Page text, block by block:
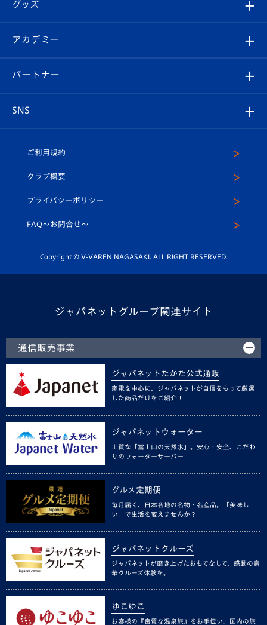
チケット
イベント
メディア
ホームタウン
スタッフプロフィール
マスコット紹介
平和祈念活動
ホームタウン活動
Revive Team
ヴィヴィくんの長崎おもてなしガイド
フォトギャラリー
スタジアムグルメ
V-LOVERS（ファンクラブ）
プレイヤーズスイート
グッズ
オンラインショップ
店舗情報
アカデミー
育成からのお知らせ
U-18
スクール
パートナー
SNS
ヴィヴィくんインスタグラム
公式LINE＠
ご利用規約
クラブ概要
プライバシーポリシー
FAQ〜お問合せ〜
Copyright © V-VAREN NAGASAKI. ALL RIGHT RESERVED.
ジャパネットグループ関連サイト
通信販売事業
ジャパネットたかた公式通販
家電を中心に、ジャパネットが自信をもって厳選
した商品だけをご紹介！
ジャパネットウォーター
上質な「富士山の天然水」。安心・安全、こだわ
りのウォーターサーバー
グルメ定期便
毎月届く、日本各地の名物・名産品。「美味し
い」で生活を変えませんか？
ジャパネットクルーズ
ジャパネットが磨き上げたおもてなしで、感動の豪
華クルーズ体験を。
ゆこゆこ
お客様の『良質な温泉旅』をお手伝い。国内の旅